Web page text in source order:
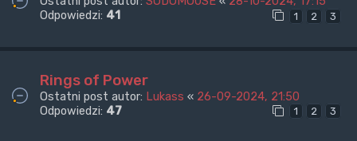
Odpowiedzi: 41 1 2 3
Rings of Power
Ostatni post autor: Lukass « 26-09-2024, 21:50
Odpowiedzi: 47 1 2 3